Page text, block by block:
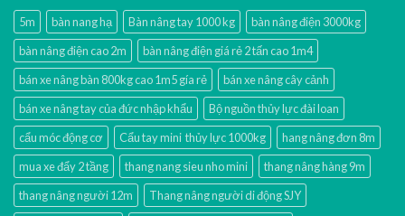
5m bàn nang hạ Bàn nâng tay 1000 kg
bàn nâng điện 3000kg
bàn nâng điện cao 2m
bàn nâng điện giá rẻ 2 tấn cao 1m4
bán xe nâng bàn 800kg cao 1m5 gía rẻ
bán xe nâng cây cảnh
bán xe nâng tay của đức nhập khẩu
Bộ nguồn thủy lực đài loan
cẩu móc động cơ
Cẩu tay mini thủy lực 1000kg
hang nâng đơn 8m
mua xe đẩy 2 tầng
thang nang sieu nho mini
thang nâng hàng 9m
thang nâng người 12m
Thang nâng người di động SJY